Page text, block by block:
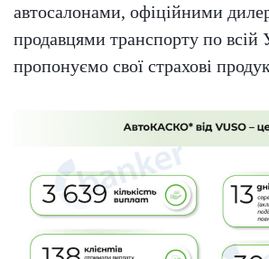
автосалонами, офіційними
продавцями транспорту по всій
пропонуємо свої страхові